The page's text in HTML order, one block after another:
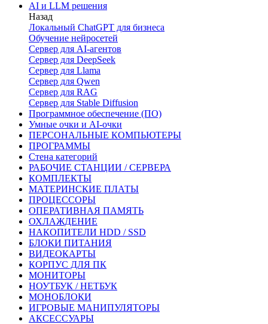
AI и LLM решения
Назад
Локальный ChatGPT для бизнеса
Обучение нейросетей
Сервер для AI-агентов
Сервер для DeepSeek
Сервер для Llama
Сервер для Qwen
Сервер для RAG
Сервер для Stable Diffusion
Программное обеспечение (ПО)
Умные очки и AI-очки
ПЕРСОНАЛЬНЫЕ КОМПЬЮТЕРЫ
ПРОГРАММЫ
Стена категорий
РАБОЧИЕ СТАНЦИИ / СЕРВЕРА
КОМПЛЕКТЫ
МАТЕРИНСКИЕ ПЛАТЫ
ПРОЦЕССОРЫ
ОПЕРАТИВНАЯ ПАМЯТЬ
ОХЛАЖДЕНИЕ
НАКОПИТЕЛИ HDD / SSD
БЛОКИ ПИТАНИЯ
ВИДЕОКАРТЫ
КОРПУС ДЛЯ ПК
МОНИТОРЫ
НОУТБУК / НЕТБУК
МОНОБЛОКИ
ИГРОВЫЕ МАНИПУЛЯТОРЫ
АКСЕССУАРЫ